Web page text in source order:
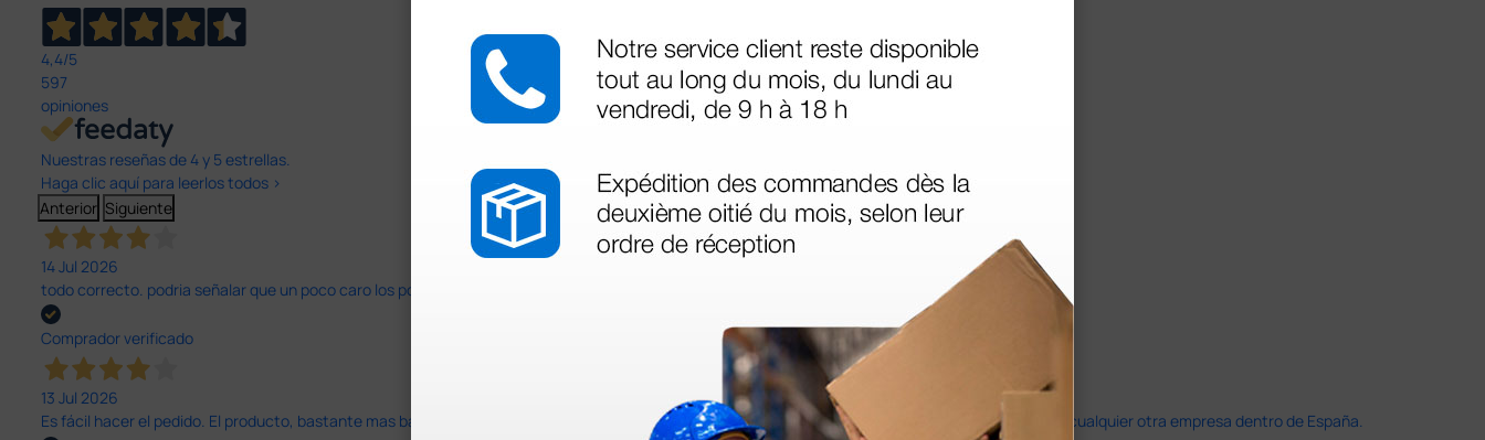
4,4/5
597
opiniones
Nuestras reseñas de 4 y 5 estrellas.
Haga clic aquí para leerlos todos >
Anterior Siguiente
14 Jul 2026
todo correcto. podria señalar que un poco caro los portes y el plazo de entrega se alarga.
Comprador verificado
13 Jul 2026
Es fácil hacer el pedido. El producto, bastante mas barato que en otras plataformas de material médico. Pero el envío cuesta más del doble que en cualquier otra empresa dentro de España.